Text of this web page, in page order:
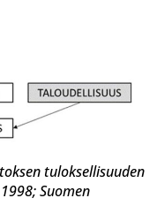
tuloksellisuuden
Suomen